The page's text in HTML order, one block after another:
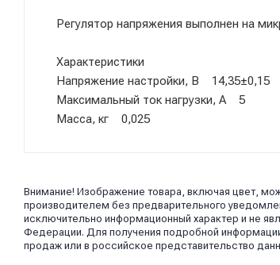
Регулятор напряжения выполнен на
Характеристики
Напряжение настройки, В 14,35±0,15
Максимальный ток нагрузки, А 5
Масса, кг 0,025
Внимание! Изображение товара, включая цвет,
производителем без предварительного
исключительно информационный характер и не
Федерации. Для получения подробной
продаж или в российское представительство